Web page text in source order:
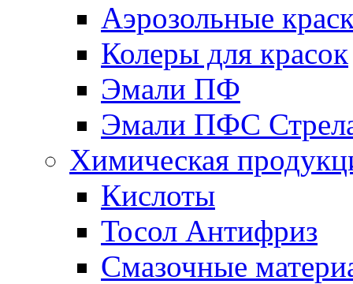
Аэрозольные
Колеры для красок
Эмали ПФ
Эмали ПФС
Химическая
Кислоты
Тосол Антифриз
Смазочные